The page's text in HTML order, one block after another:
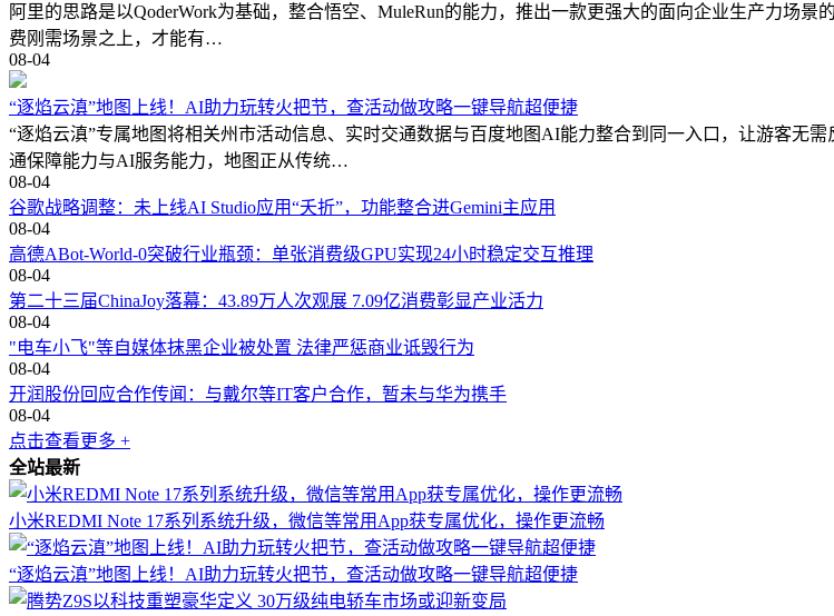
阿里的思路是以QoderWork为基础，整合悟空、MuleRun的能力，推出一款更强大的面向企业生产力场
费刚需场景之上，才能有…
08-04
“逐焰云滇”地图上线！AI助力玩转火把节，查活动做攻略一键导航超便捷
“逐焰云滇”专属地图将相关州市活动信息、实时交通数据与百度地图AI能力整合到同一入口，让游客无
通保障能力与AI服务能力，地图正从传统…
08-04
谷歌战略调整：未上线AI Studio应用“夭折”，功能整合进Gemini主应用
08-04
高德ABot-World-0突破行业瓶颈：单张消费级GPU实现24小时稳定交互推理
08-04
第二十三届ChinaJoy落幕：43.89万人次观展 7.09亿消费彰显产业活力
08-04
"电车小飞"等自媒体抹黑企业被处置 法律严惩商业诋毁行为
08-04
开润股份回应合作传闻：与戴尔等IT客户合作，暂未与华为携手
08-04
点击查看更多 +
全站最新
小米REDMI Note 17系列系统升级，微信等常用App获专属优化，操作更流畅
“逐焰云滇”地图上线！AI助力玩转火把节，查活动做攻略一键导航超便捷